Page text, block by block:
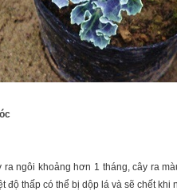
ra ngôi khoảng hơn 1 tháng, cây ra
độ thấp có thể bị dộp lá và sẽ chết